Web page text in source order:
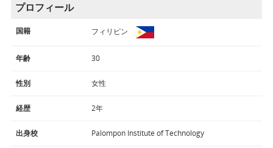
プロフィール
国籍 フィリピン
年齢 30
性別 女性
経歴 2年
出身校 Palompon Institute of Technology